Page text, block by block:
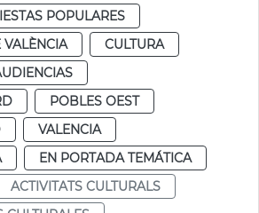
POPULARES
CULTURA
POBLES OEST
VALENCIA
EN PORTADA TEMÁTICA
ACTIVITATS CULTURALS